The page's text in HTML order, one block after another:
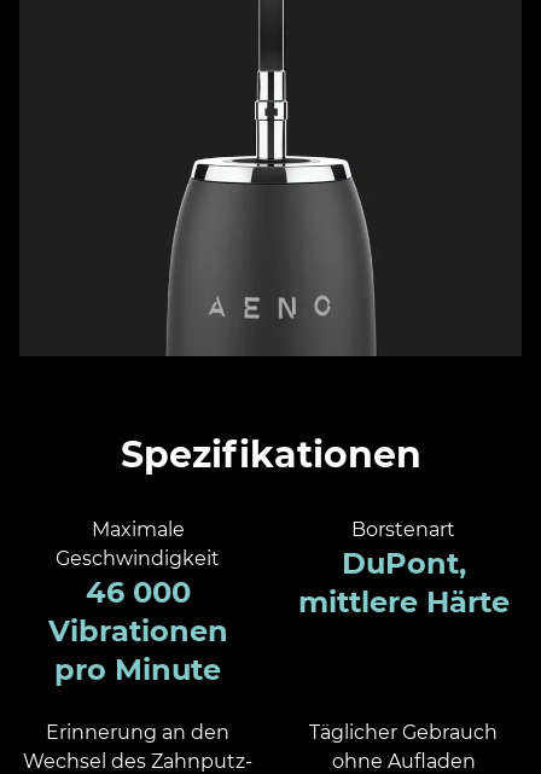
Spezifikationen
Maximale
Geschwindigkeit
46 000
Vibrationen
pro Minute
Borstenart
DuPont,
mittlere Härte
Erinnerung an den
Wechsel des Zahnputz-
Täglicher Gebrauch
ohne Aufladen